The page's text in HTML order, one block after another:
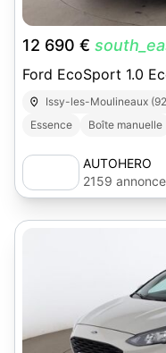
12 690 €
Ford EcoSport 1.0
Issy-les-Moulineaux
Essence
Boîte manuelle
AUTOHERO
2159